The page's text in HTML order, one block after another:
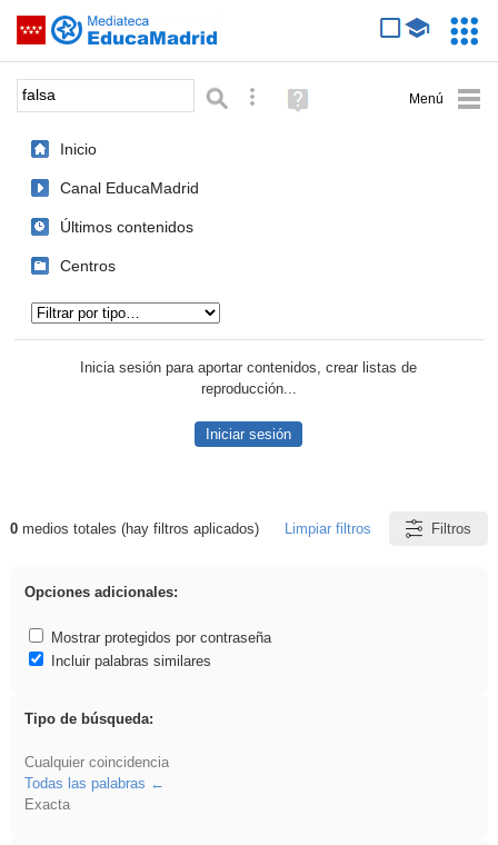
Saltar navegación
Palabra o frase: Búsqueda avanzada
Ayuda
(en
Inicio
Canal EducaMadrid
Últimos contenidos
Centros
Inicia sesión para aportar contenidos, crear listas de
reproducción...
Iniciar sesión
Resultados de: falsa
0medios totales (hay filtros aplicados) Limpiar filtros Filtros
Opciones adicionales:
Mostrar protegidos por contraseña
Incluir palabras similares
Tipo de búsqueda:
Cualquier coincidencia
Todas las palabras
Exacta